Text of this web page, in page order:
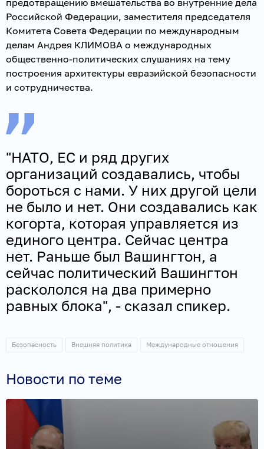
Российской Федерации, заместителя председателя
Комитета Совета Федерации по международным
делам Андрея КЛИМОВА о международных
общественно-политических слушаниях на тему
построения архитектуры евразийской безопасности
и сотрудничества.
"НАТО, ЕС и ряд других
организаций создавались, чтобы
бороться с нами. У них другой цели
не было и нет. Они создавались как
когорта, которая управляется из
единого центра. Сейчас центра
нет. Раньше был Вашингтон, а
сейчас политический Вашингтон
раскололся на два примерно
равных блока", - сказал спикер.
Безопасность Внешняя политика Международные отношения
Новости по теме